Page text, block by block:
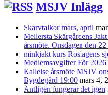
MSJV Inlägg
Skarvtalkor mars, april
Mellersta Skärgårdens
årsmöte. Onsdagen den
minkjakt kurs Roslagens
Medlemsavgifter För
Kallelse årsmöte MSJV
Bygdegård 19:00 mars 4,
Äntligen fungerar det igen